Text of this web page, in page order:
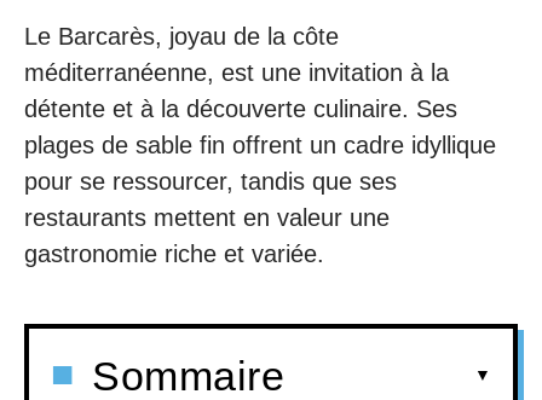
Le Barcarès, joyau de la côte
méditerranéenne, est une invitation à la
détente et à la découverte culinaire. Ses
plages de sable fin offrent un cadre idyllique
pour se ressourcer, tandis que ses
restaurants mettent en valeur une
gastronomie riche et variée.
Sommaire